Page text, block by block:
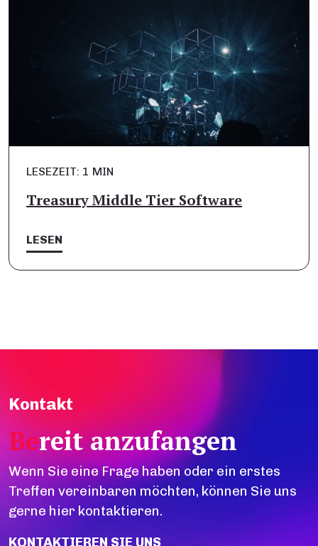
LESEZEIT: 1 MIN
Treasury Middle Tier Software
LESEN
Kontakt
Bereit anzufangen
Wenn Sie eine Frage haben oder ein erstes
Treffen vereinbaren möchten, können Sie uns
gerne hier kontaktieren.
KONTAKTIEREN SIE UNS